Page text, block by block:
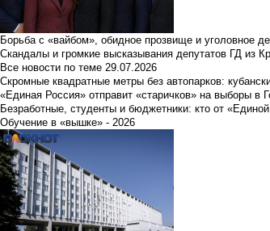
Борьба с «вайбом», обидное прозвище и уголовное
Скандалы и громкие высказывания депутатов ГД из
Все новости по теме 29.07.2026
Скромные квадратные метры без автопарков:
«Единая Россия» отправит «старичков» на выборы в
Безработные, студенты и бюджетники: кто от
Обучение в «вышке» - 2026